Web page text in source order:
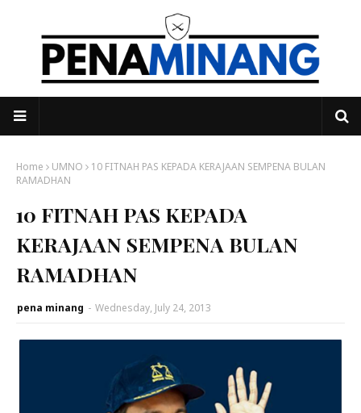
Home UMNO
10 FITNAH PAS KEPADA KERAJAAN SEMPENA BULAN
RAMADHAN
10 FITNAH PAS KEPADA
KERAJAAN SEMPENA BULAN
RAMADHAN
pena minang - Wednesday, July 24, 2013